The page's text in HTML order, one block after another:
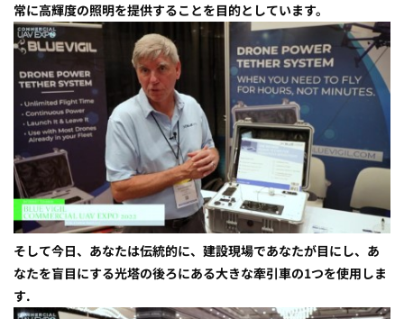
常に高輝度の照明を提供することを目的としています。
そして今日、あなたは伝統的に、建設現場であなたが目にし、あ
なたを盲目にする光塔の後ろにある大きな牽引車の1つを使用しま
す.